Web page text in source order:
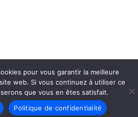
pour vous garantir la meilleure
web. Si vous continuez à utiliser ce
que vous en êtes satisfait.
Politique de confidentialité